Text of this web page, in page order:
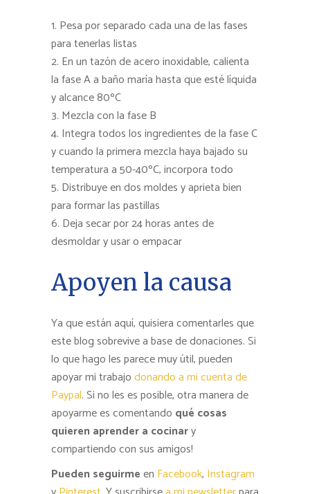
Pesa por separado cada una de las fases
para tenerlas listas
En un tazón de acero inoxidable, calienta
la fase A a baño maría hasta que esté líquida
y alcance 80ºC
Mezcla con la fase B
Integra todos los ingredientes de la fase C
y cuando la primera mezcla haya bajado su
temperatura a 50-40ºC, incorpora todo
Distribuye en dos moldes y aprieta bien
para formar las pastillas
Deja secar por 24 horas antes de
desmoldar y usar o empacar
Apoyen la causa
Ya que están aquí, quisiera comentarles que
este blog sobrevive a base de donaciones. Si
lo que hago les parece muy útil, pueden
apoyar mi trabajodonando a mi cuenta de
Paypal. Si no les es posible, otra manera de
apoyarme es comentando qué cosas
quieren aprender a cocinary
compartiendo con sus amigos!
Pueden seguirmeen Facebook, Instagram